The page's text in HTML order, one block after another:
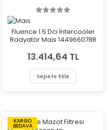
Fluence 1.5 Dci İntercooler
Radyatör Mais 144966078R
13.414,64 TL
Sepete Ekle
KARGO
BEDAVA